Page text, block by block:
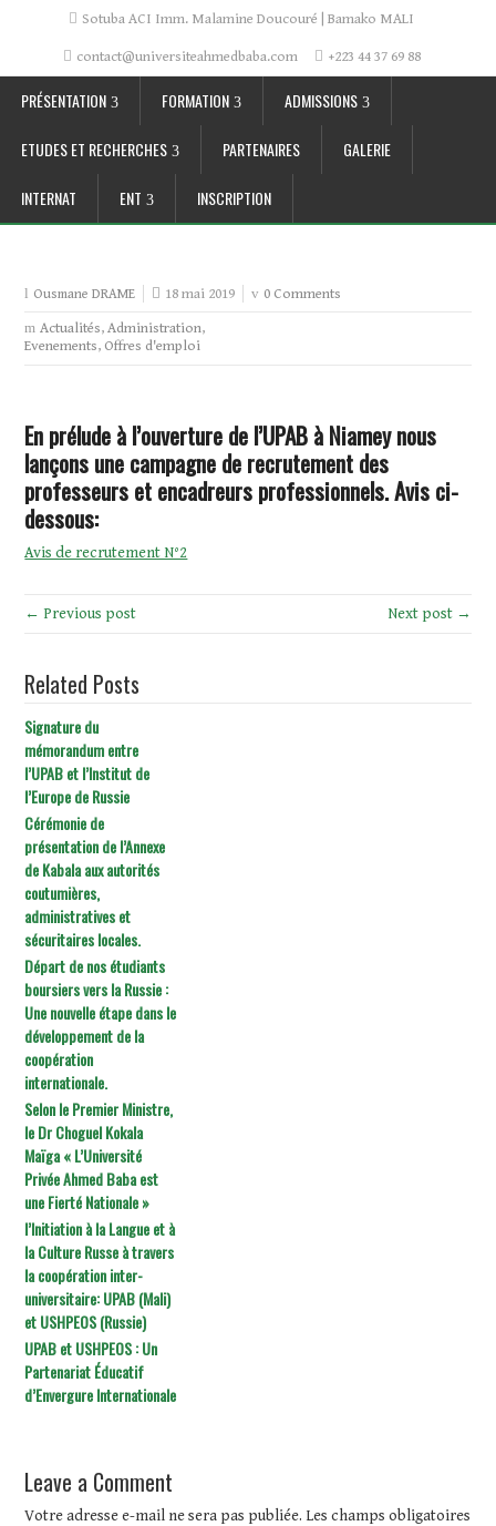
Sotuba ACI Imm. Malamine Doucouré | Bamako MALI
contact@universiteahmedbaba.com +223 44 37 69 88
PRÉSENTATION FORMATION ADMISSIONS
ETUDES ET RECHERCHES PARTENAIRES GALERIE
INTERNAT ENT INSCRIPTION
Ousmane DRAME 18 mai 2019
0 Comments
Actualités,Administration,
Evenements, Offres d'emploi
En prélude à l’ouverture de l’UPAB à Niamey nous
lançons une campagne de recrutement des
professeurs et encadreurs professionnels. Avis ci-
dessous:
Avis de recrutement N°2
← Previous post Next post →
Related Posts
Signature du
mémorandum entre
l’UPAB et l’Institut de
l’Europe de Russie
Cérémonie de
présentation de l’Annexe
de Kabala aux autorités
coutumières,
administratives et
sécuritaires locales.
Départ de nos étudiants
boursiers vers la Russie :
Une nouvelle étape dans le
développement de la
coopération
internationale.
Selon le Premier Ministre,
le Dr Choguel Kokala
Maïga « L’Université
Privée Ahmed Baba est
une Fierté Nationale »
l’Initiation à la Langue et à
la Culture Russe à travers
la coopération inter-
universitaire: UPAB (Mali)
et USHPEOS (Russie)
UPAB et USHPEOS : Un
Partenariat Éducatif
d’Envergure Internationale
Leave a Comment
Votre adresse e-mail ne sera pas publiée. Les champs obligatoires